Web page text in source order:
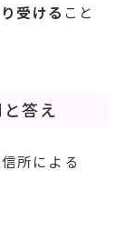
受ける こと
答え
所による